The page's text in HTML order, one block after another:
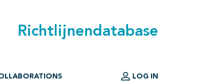
Richtlijnendatabase
LOG IN